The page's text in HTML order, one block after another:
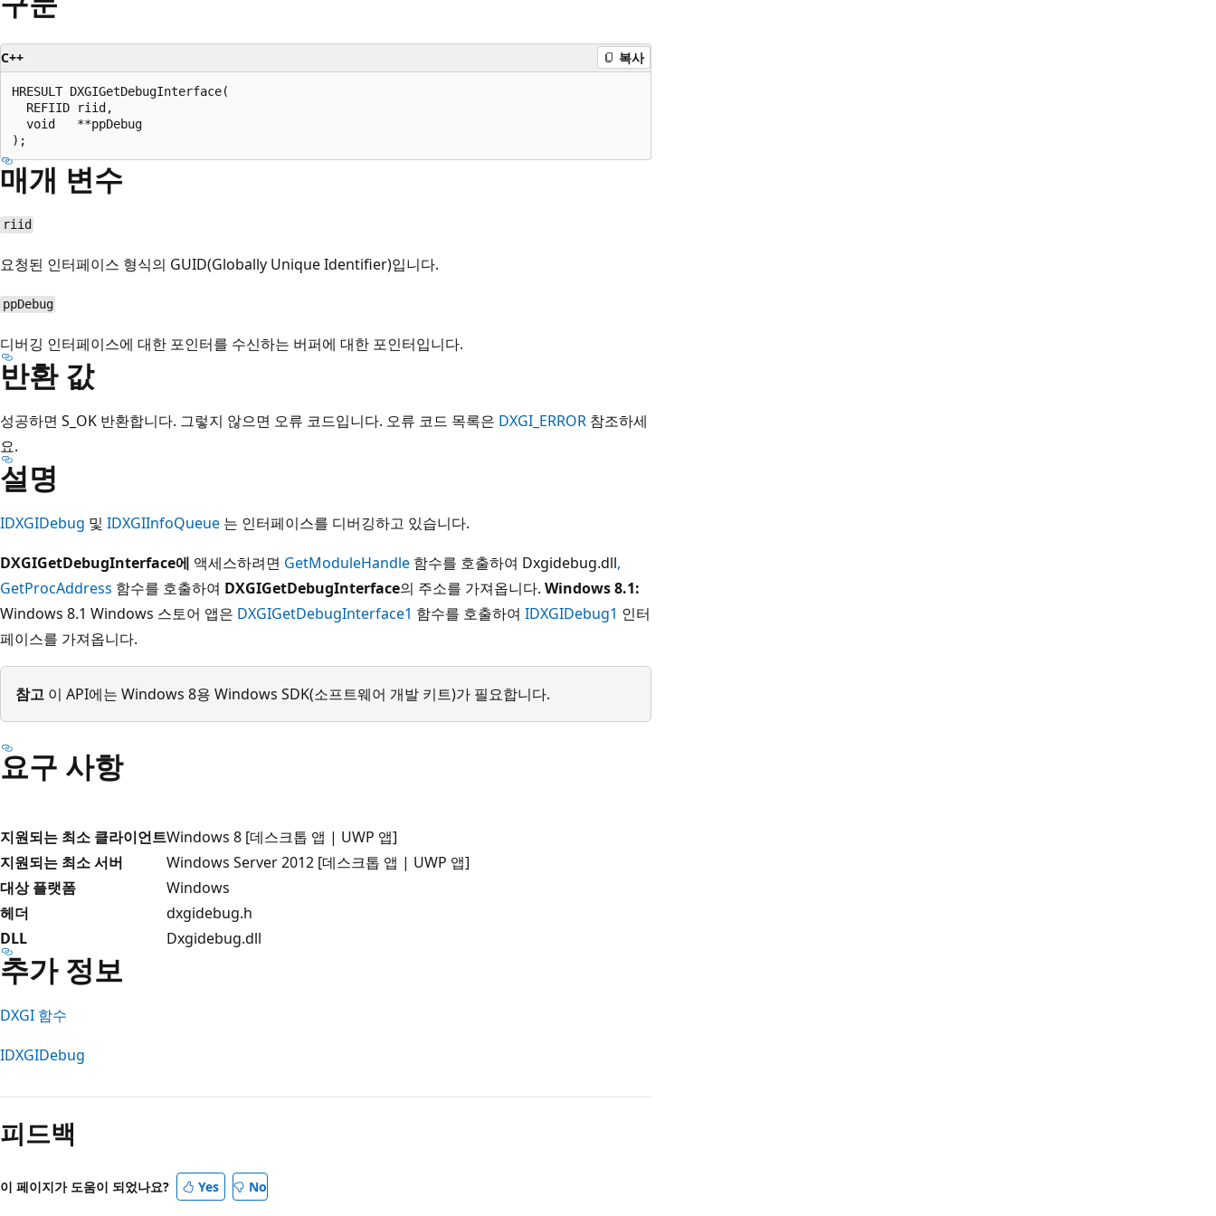
C++ 복사
HRESULT DXGIGetDebugInterface(
  REFIID riid,
  void   **ppDebug
매개 변수
riid
요청된 인터페이스 형식의 GUID(Globally Unique Identifier)입니다.
ppDebug
디버깅 인터페이스에 대한 포인터를 수신하는 버퍼에 대한 포인터입니다.
반환 값
성공하면 S_OK 반환합니다. 그렇지 않으면 오류 코드입니다. 오류 코드 목록은 DXGI_ERROR 참조하세
요.
설명
IDXGIDebug 및 IDXGIInfoQueue 는 인터페이스를 디버깅하고 있습니다.
DXGIGetDebugInterface에 액세스하려면 GetModuleHandle 함수를 호출하여 Dxgidebug.dll,
GetProcAddress 함수를 호출하여 DXGIGetDebugInterface의 주소를 가져옵니다. Windows 8.1:
Windows 8.1 Windows 스토어 앱은 DXGIGetDebugInterface1 함수를 호출하여 IDXGIDebug1 인터
페이스를 가져옵니다.
참고 이 API에는 Windows 8용 Windows SDK(소프트웨어 개발 키트)가 필요합니다.
요구 사항
지원되는 최소 클라이언트Windows 8 [데스크톱 앱 | UWP 앱]
지원되는 최소 서버
Windows Server 2012 [데스크톱 앱 | UWP 앱]
대상 플랫폼
Windows
헤더
dxgidebug.h
DLL
Dxgidebug.dll
추가 정보
DXGI 함수
IDXGIDebug
기
모
사
피드백
이 페이지가 도움이 되었나요? Yes No